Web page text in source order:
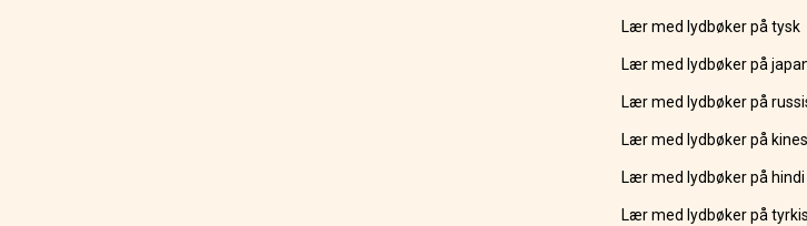
Lær med lydbøker på tysk
Lær med lydbøker på
Lær med lydbøker på
Lær med lydbøker på
Lær med lydbøker på hindi
Lær med lydbøker på